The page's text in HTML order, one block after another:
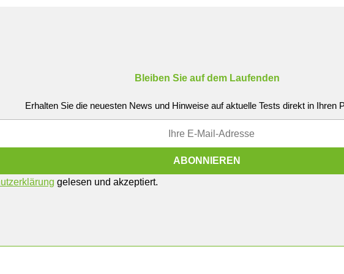
Bleiben Sie auf dem Laufenden
Erhalten Sie die neuesten News und Hinweise auf aktuelle Tests direkt in Ihren
gelesen und akzeptiert.